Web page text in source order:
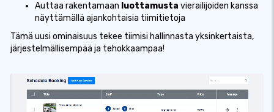
Auttaa rakentamaan luottamusta vierailijoiden kanssa
näyttämällä ajankohtaisia ​​tiimitietoja
Tämä uusi ominaisuus tekee tiimisi hallinnasta yksinkertaista,
järjestelmällisempää ja tehokkaampaa!